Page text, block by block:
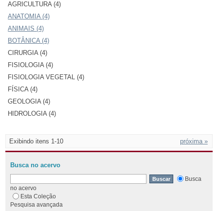
AGRICULTURA (4)
ANATOMIA (4)
ANIMAIS (4)
BOTÂNICA (4)
CIRURGIA (4)
FISIOLOGIA (4)
FISIOLOGIA VEGETAL (4)
FÍSICA (4)
GEOLOGIA (4)
HIDROLOGIA (4)
Exibindo itens 1-10 próxima »
Busca no acervo
Busca
no acervo
Esta Coleção
Pesquisa avançada